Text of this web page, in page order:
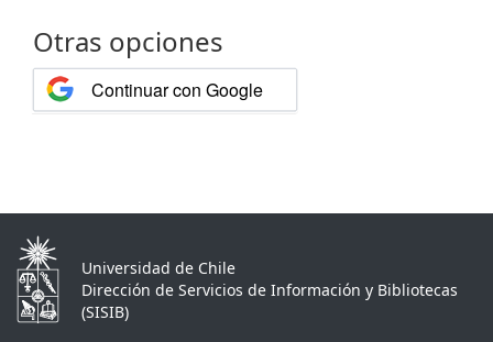
Otras opciones
Continuar con Google
Universidad de Chile
Dirección de Servicios de Información y Bibliotecas
(SISIB)